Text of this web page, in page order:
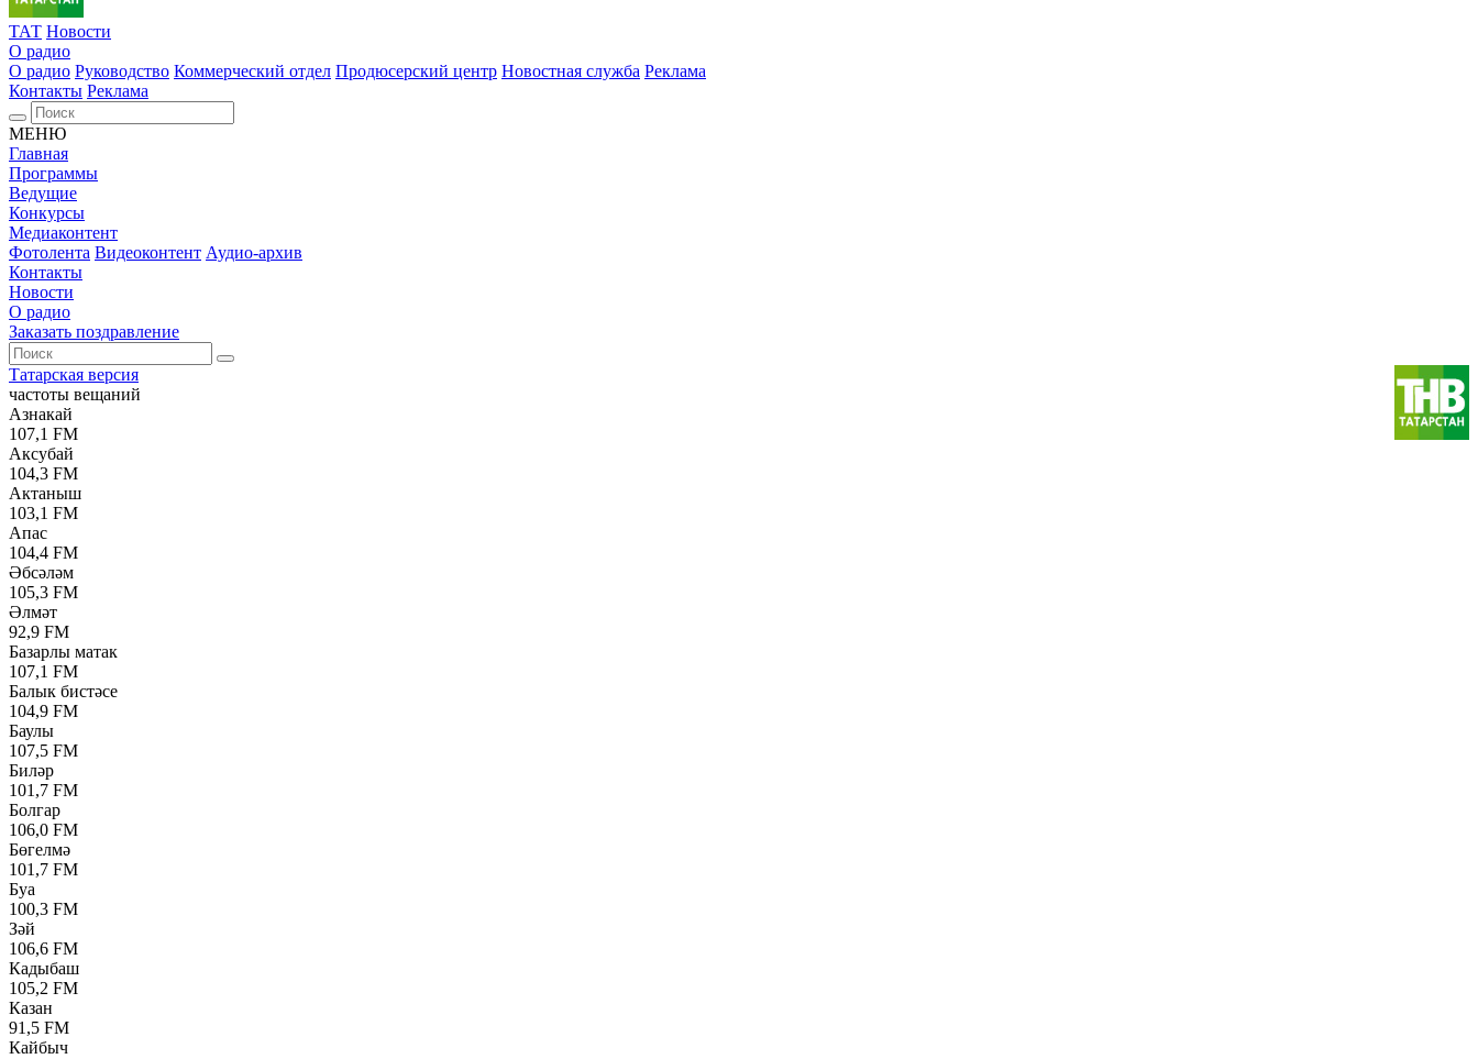
ТАТ Новости
О радио
О радио Руководство Коммерческий отдел Продюсерский центр Новостная служба Реклама
Контакты Реклама
МЕНЮ
Главная
Программы
Ведущие
Конкурсы
Медиаконтент
Фотолента Видеоконтент Аудио-архив
Контакты
Новости
О радио
Заказать поздравление
Татарская версия
частоты вещаний
Азнакай
107,1 FM
Аксубай
104,3 FM
Актаныш
103,1 FM
Апас
104,4 FM
Әбсәләм
105,3 FM
Әлмәт
92,9 FM
Базарлы матак
107,1 FM
Балык бистәсе
104,9 FM
Баулы
107,5 FM
Биләр
101,7 FM
Болгар
106,0 FM
Бөгелмә
101,7 FM
Буа
100,3 FM
Зәй
106,6 FM
Кадыбаш
105,2 FM
Казан
91,5 FM
Кайбыч